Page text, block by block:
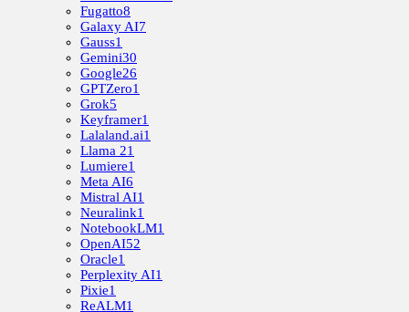
Fugatto8
Galaxy AI7
Gauss1
Gemini30
Google26
GPTZero1
Grok5
Keyframer1
Lalaland.ai1
Llama 21
Lumiere1
Meta AI6
Mistral AI1
Neuralink1
NotebookLM1
OpenAI52
Oracle1
Perplexity AI1
Pixie1
ReALM1